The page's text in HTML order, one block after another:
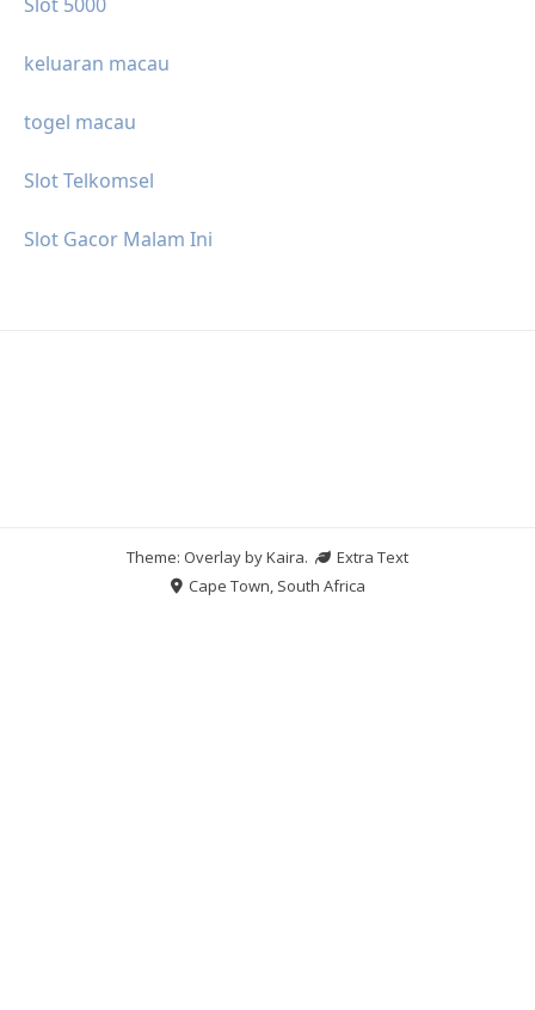
keluaran macau
togel macau
Slot Telkomsel
Slot Gacor Malam Ini
Theme: Overlay byKaira.
Extra Text
Cape Town, South Africa